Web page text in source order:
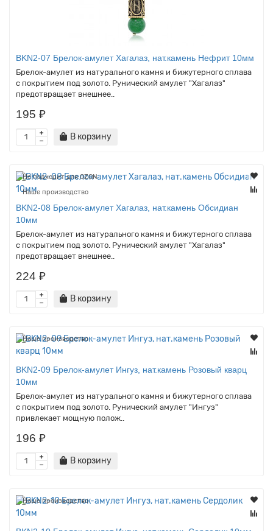
BKN2-07 Брелок-амулет Хагалаз, нат.камень Нефрит 10мм
Брелок-амулет из натурального камня и бижутерного сплава
с покрытием под золото. Рунический амулет "Хагалаз"
предотвращает внешнее..
195 ₽
В корзину
Не подходит для OZON
Наше производство
BKN2-08 Брелок-амулет Хагалаз, нат.камень Обсидиан
10мм
Брелок-амулет из натурального камня и бижутерного сплава
с покрытием под золото. Рунический амулет "Хагалаз"
предотвращает внешнее..
224 ₽
В корзину
Наше производство
BKN2-09 Брелок-амулет Ингуз, нат.камень Розовый кварц
10мм
Брелок-амулет из натурального камня и бижутерного сплава
с покрытием под золото. Рунический амулет "Ингуз"
привлекает мощную полож..
196 ₽
В корзину
Наше производство